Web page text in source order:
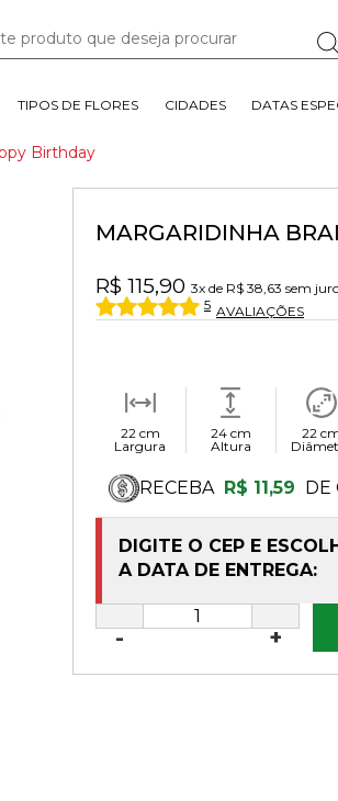
TIPOS DE FLORES CIDADES DATAS
Birthday
MARGARIDINHA
R$ 115,90 3x de R$ 38,63 sem
5 AVALIAÇÕES
22 cm
Largura
24 cm
Altura
22
RECEBA R$ 11,59 DE
DIGITE O CEP E
A DATA DE ENTREGA:
+
-